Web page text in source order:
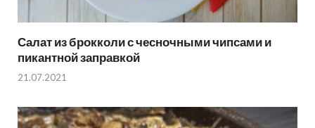
Салат из брокколи с чесночными чипсами и
пикантной заправкой
21.07.2021